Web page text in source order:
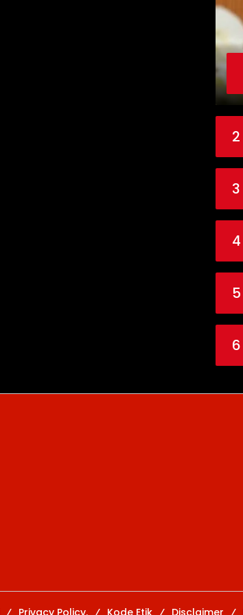
2
3
4
5
6